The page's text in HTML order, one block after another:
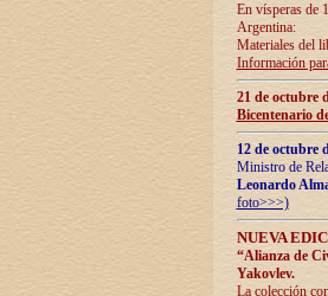
En vísperas de
Argentina:
Materiales del
Información
21 de octubre
Bicentenario
12 de octubre
Ministro de
Leonardo
foto>>>)
NUEVA
“Alianza de
Yakovlev.
La colección